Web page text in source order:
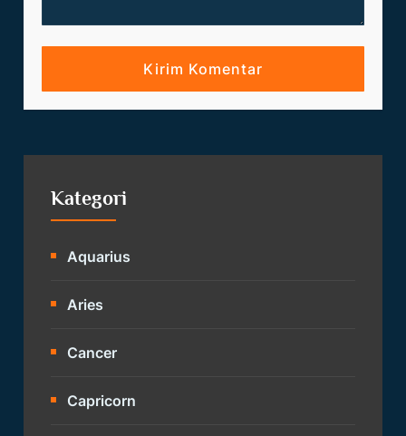
Kategori
Aquarius
Aries
Cancer
Capricorn